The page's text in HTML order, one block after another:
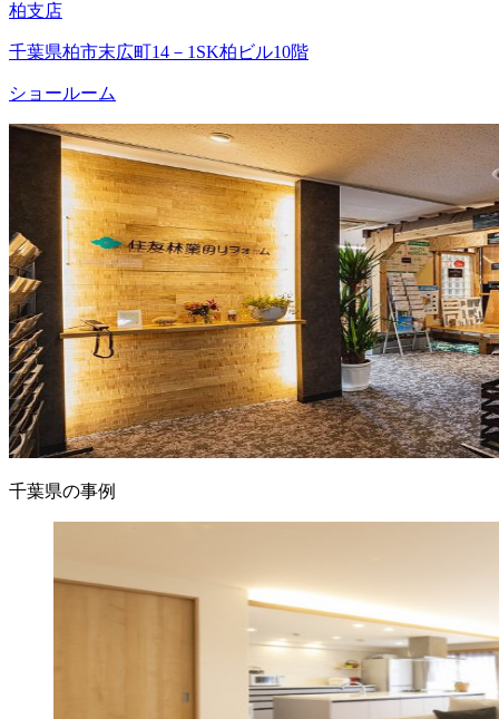
柏支店
千葉県柏市末広町14－1SK柏ビル10階
ショールーム
千葉県の事例